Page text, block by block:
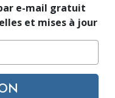
e-mail gratuit
et mises à jour